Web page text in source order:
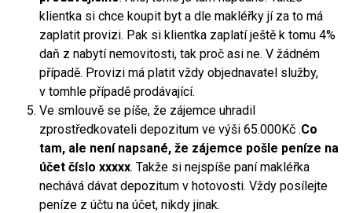
klientka si chce koupit byt a dle makléřky jí za to má
zaplatit provizi. Pak si klientka zaplatí ještě k tomu 4%
daň z nabytí nemovitosti, tak proč asi ne. V žádném
případě. Provizi má platit vždy objednavatel služby,
v tomhle případě prodávající.
Ve smlouvě se píše, že zájemce uhradil
zprostředkovateli depozitum ve výši 65.000Kč .Co
tam, ale není napsané, že zájemce pošle peníze na
účet číslo xxxxx. Takže si nejspíše paní makléřka
nechává dávat depozitum v hotovosti. Vždy posílejte
peníze z účtu na účet, nikdy jinak.